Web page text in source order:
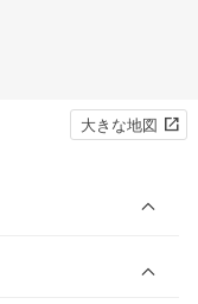
大きな地図